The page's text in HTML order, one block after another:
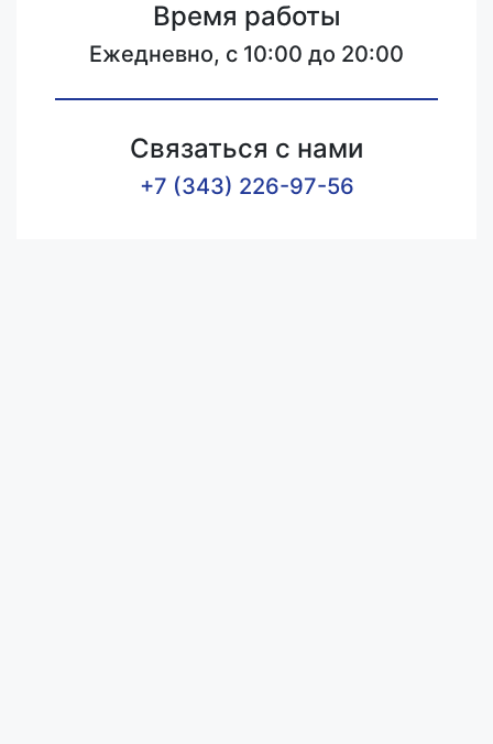
Время работы
Ежедневно, с 10:00 до 20:00
Связаться с нами
+7 (343) 226-97-56